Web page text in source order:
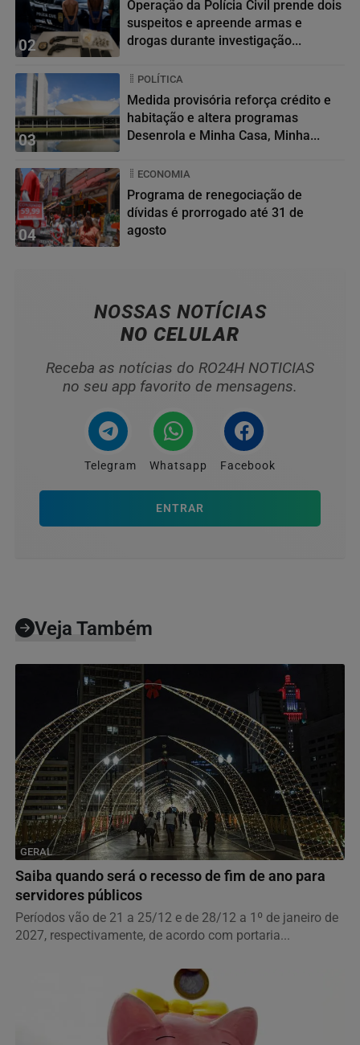
02
Operação da Polícia Civil prende dois
suspeitos e apreende armas e
drogas durante investigação...
03
POLÍTICA
Medida provisória reforça crédito e
habitação e altera programas
Desenrola e Minha Casa, Minha...
04
ECONOMIA
Programa de renegociação de
dívidas é prorrogado até 31 de
agosto
NOSSAS NOTÍCIAS
NO CELULAR
Receba as notícias do RO24H NOTICIAS
no seu app favorito de mensagens.
Telegram Whatsapp Facebook
ENTRAR
Veja Também
GERAL
Saiba quando será o recesso de fim de ano para
servidores públicos
Períodos vão de 21 a 25/12 e de 28/12 a 1º de janeiro de
2027, respectivamente, de acordo com portaria...